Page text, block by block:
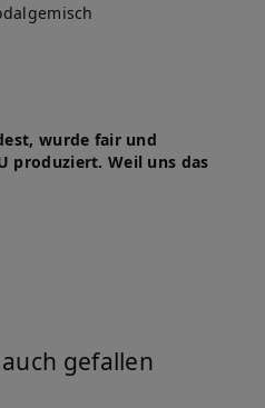
wurde fair und
produziert. Weil uns das
gefallen